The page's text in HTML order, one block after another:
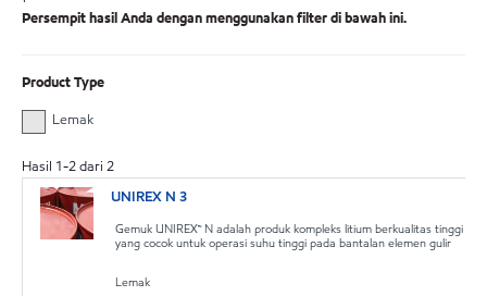
Persempit hasil Anda dengan menggunakan filter di bawah ini.
Product Type
Lemak
Hasil 1-2dari 2
UNIREX N 3
Gemuk UNIREX™ N adalah produk kompleks litium berkualitas tinggi
yang cocok untuk operasi suhu tinggi pada bantalan elemen gulir
Lemak